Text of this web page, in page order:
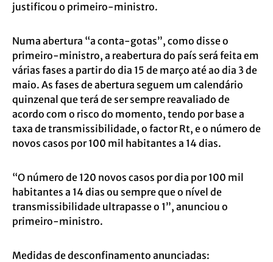
justificou o primeiro-ministro.
Numa abertura “a conta-gotas”, como disse o
primeiro-ministro, a reabertura do país será feita em
várias fases a partir do dia 15 de março até ao dia 3 de
maio. As fases de abertura seguem um calendário
quinzenal que terá de ser sempre reavaliado de
acordo com o risco do momento, tendo por base a
taxa de transmissibilidade, o factor Rt, e o número de
novos casos por 100 mil habitantes a 14 dias.
“O número de 120 novos casos por dia por 100 mil
habitantes a 14 dias ou sempre que o nível de
transmissibilidade ultrapasse o 1”, anunciou o
primeiro-ministro.
Medidas de desconfinamento anunciadas: